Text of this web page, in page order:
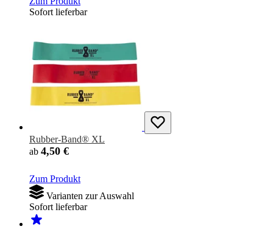
Sofort lieferbar
Rubber-Band® XL
ab 4,50 €
Zum Produkt
Varianten zur Auswahl
Sofort lieferbar